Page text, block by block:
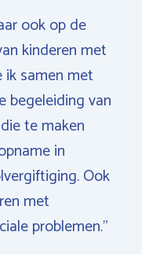
ook op de
kinderen met
ik samen met
begeleiding van
te maken
in
Ook
met
problemen.”